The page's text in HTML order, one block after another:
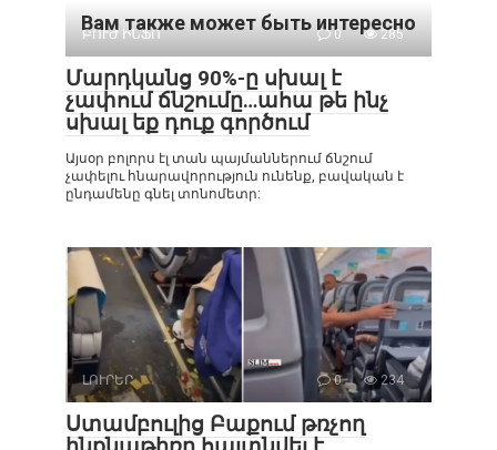
Вам также может быть интересно
ԲՈՒԺ ԻՆՖՈ 0 285
Մարդկանց 90%-ը սխալ է
չափում ճնշումը…ահա թե ինչ
սխալ եք դուք գործում
Այսօր բոլորս էլ տան պայմաններում ճնշում
չափելու հնարավորություն ունենք, բավական է
ընդամենը գնել տոնոմետր:
ԼՈՒՐԵՐ 0 234
Ստամբուլից Բաքում թռչող